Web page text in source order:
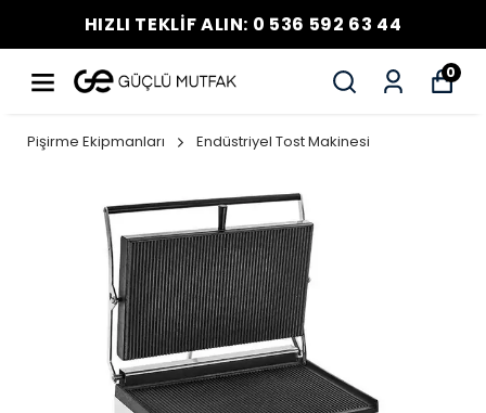
HIZLI TEKLİF ALIN: 0 536 592 63 44
0
Pişirme Ekipmanları Endüstriyel Tost Makinesi